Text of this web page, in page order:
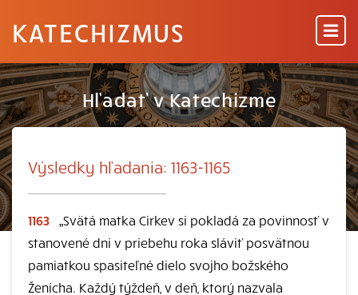
KATECHIZMUS
Hľadať v Katechizme
Výsledky hľadania: 1163-1165
1163 „Svätá matka Cirkev si pokladá za povinnosť v
stanovené dni v priebehu roka sláviť posvätnou
pamiatkou spasiteľné dielo svojho božského
Ženícha. Každý týždeň, v deň, ktorý nazvala